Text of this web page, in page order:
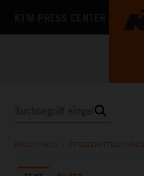
MELDUNGEN PRESSEMITTEILUNGEN